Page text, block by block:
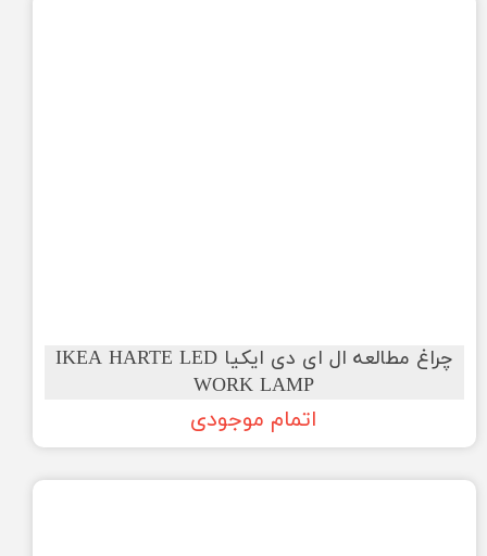
چراغ مطالعه ال ای دی ایکیا IKEA HARTE LED
WORK LAMP
اتمام موجودی